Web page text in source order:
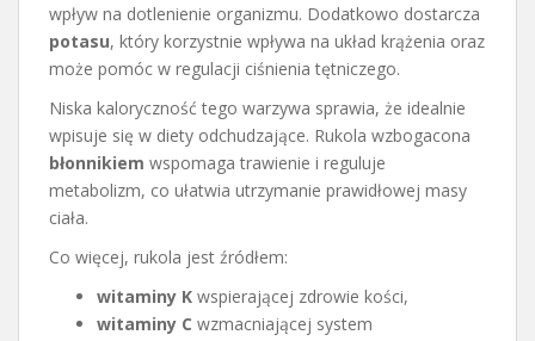
wpływ na dotlenienie organizmu. Dodatkowo dostarcza
potasu, który korzystnie wpływa na układ krążenia oraz
może pomóc w regulacji ciśnienia tętniczego.
Niska kaloryczność tego warzywa sprawia, że idealnie
wpisuje się w diety odchudzające. Rukola wzbogacona
błonnikiem wspomaga trawienie i reguluje
metabolizm, co ułatwia utrzymanie prawidłowej masy
ciała.
Co więcej, rukola jest źródłem:
witaminy K wspierającej zdrowie kości,
witaminy C wzmacniającej system